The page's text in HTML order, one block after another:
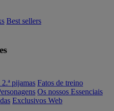
Best sellers
pijamas Fatos de treino
Os nossos Essenciais
Exclusivos Web